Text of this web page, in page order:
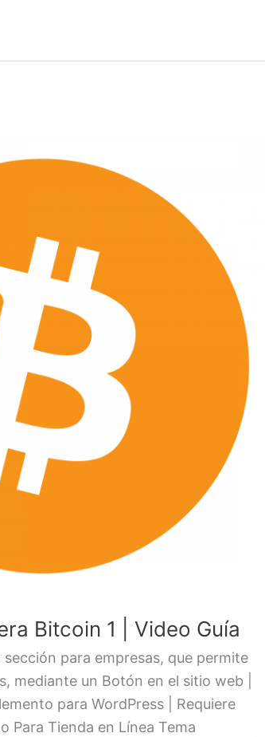
Bitcoin 1 | Video Guía
para empresas, que permite
mediante un Botón en el sitio web |
para WordPress | Requiere
Para Tienda en Línea Tema